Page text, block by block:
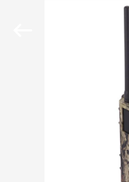
PRODUCTOS